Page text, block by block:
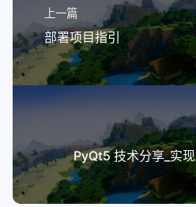
上一篇
部署项目指引
PyQt5 技术分享_实